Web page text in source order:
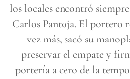
los locales encontró
Carlos Pantoja. El portero
vez más, sacó su
preservar el empate y
portería a cero de la